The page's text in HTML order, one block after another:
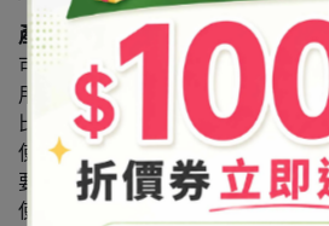
產品說明
可食用能溶於水
用途：著色劑
比例：0.01%
使用食品範圍及用量標準：本品可
要適量使用
使用限制：生的新鮮的肉類、魚貝